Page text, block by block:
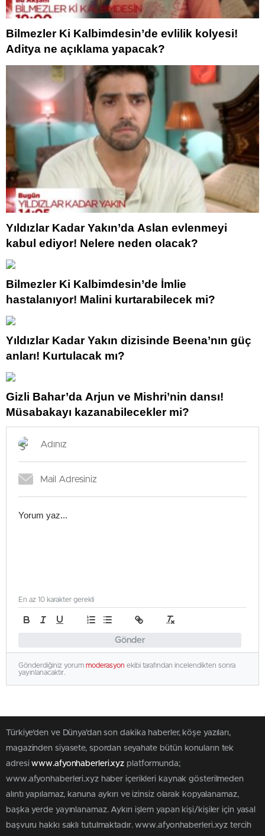
Bilmezler Ki Kalbimdesin’de evlilik kolyesi!
Aditya ne açıklama yapacak?
Yıldızlar Kadar Yakın’da Aslan evlenmeyi
kabul ediyor! Nelere neden olacak?
Bilmezler Ki Kalbimdesin’de İmlie
hastalanıyor! Malini kurtarabilecek mi?
Yıldızlar Kadar Yakın dizisinde Beena’nın güç
anları! Kurtulacak mı?
Gizli Bahar’da Arjun ve Mishri’nin dansı!
Müsabakayı kazanabilecekler mi?
Gönder
En az 10 karakter gerekli
Gönderdiğiniz yorum moderasyon ekibi tarafından incelendikten sonra
yayınlanacaktır.
Türkiye'den ve Dünya’dan son dakika haberler, köşe yazıları,
magazinden siyasete, spordan seyahate bütün konuların tek
adresiwww.afyonhaberleri.xyz platformunda;
www.afyonhaberleri.xyz haber içerikleri kaynak gösterilmeden
alıntı yapılamaz, kanuna aykırı ve izinsiz olarak kopyalanamaz,
başka yerde yayınlanamaz. Aykırı işlem yapan kişi/kişiler için yasal
başvuru hakkı saklı tutulmaktadır. www.afyonhaberleri.xyz tercih